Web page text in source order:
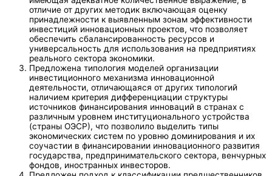
отличие от других методик включающая оценку
принадлежности к выявленным зонам эффективности
инвестиций инновационных проектов, что позволяет
обеспечить сбалансированность ресурсов и
универсальность для использования на предприятиях
реального сектора экономики.
Предложена типология моделей организации
инвестиционного механизма инновационной
деятельности, отличающаяся от других типологий
наличием критерия дифференциации структуры
источников финансирования инноваций в странах с
различным уровнем институционального устройства
(страны ОЭСР), что позволило выделить типы
экономических систем по уровню доминирования и их
соучастии в финансировании инновационного развития
государства, предпринимательского сектора, венчурных
фондов, иностранных инвесторов.